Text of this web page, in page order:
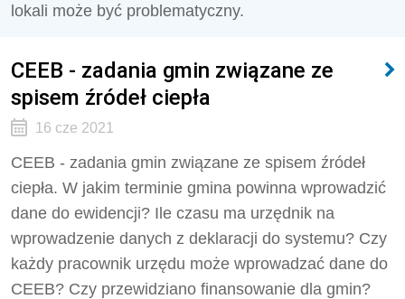
lokali może być problematyczny.
CEEB - zadania gmin związane ze
spisem źródeł ciepła
16 cze 2021
CEEB - zadania gmin związane ze spisem źródeł
ciepła. W jakim terminie gmina powinna wprowadzić
dane do ewidencji? Ile czasu ma urzędnik na
wprowadzenie danych z deklaracji do systemu? Czy
każdy pracownik urzędu może wprowadzać dane do
CEEB? Czy przewidziano finansowanie dla gmin?